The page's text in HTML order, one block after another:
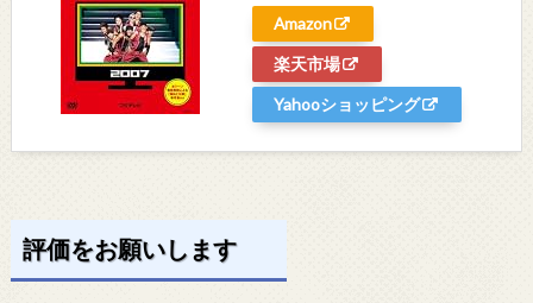
Amazon
楽天市場
Yahooショッピング
評価をお願いします